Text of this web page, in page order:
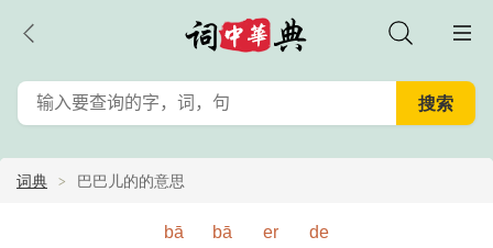
词典 巴巴儿的的意思
bā bā er de